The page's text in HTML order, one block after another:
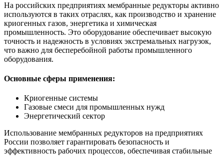
На российских предприятиях мембранные редукторы активно
используются в таких отраслях, как производство и хранение
криогенных газов, энергетика и химическая
промышленность. Это оборудование обеспечивает высокую
точность и надежность в условиях экстремальных нагрузок,
что важно для бесперебойной работы промышленного
оборудования.
Основные сферы применения:
Криогенные системы
Газовые смеси для промышленных нужд
Энергетический сектор
Использование мембранных редукторов на предприятиях
России позволяет гарантировать безопасность и
эффективность рабочих процессов, обеспечивая стабильные